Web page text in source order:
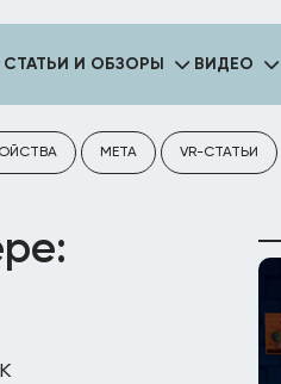
СТАТЬИ И ОБЗОРЫ ВИДЕО
META VR-СТАТЬИ